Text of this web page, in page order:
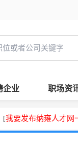
企业 职场资
[我要发布纳雍人才网